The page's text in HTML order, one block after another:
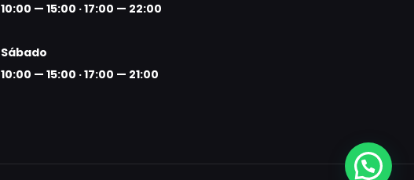
10:00 — 15:00 ·17:00 — 22:00
Sábado
10:00 — 15:00 ·17:00 — 21:00